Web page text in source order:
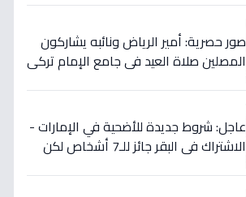
صور حصرية: أمير الرياض ونائبه يشاركون
المصلين صلاة العيد في جامع الإمام تركي
عاجل: شروط جديدة للأضحية في الإمارات -
الاشتراك في البقر جائز للـ7 أشخاص لكن